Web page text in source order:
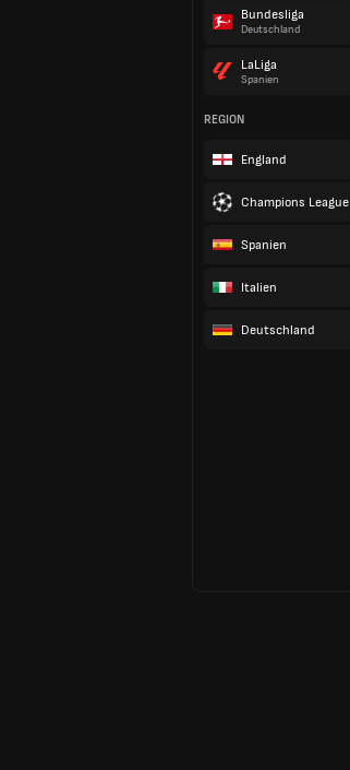
Bundesliga
Deutschland
LaLiga
Spanien
REGION
England
Champions League
Spanien
Italien
Deutschland